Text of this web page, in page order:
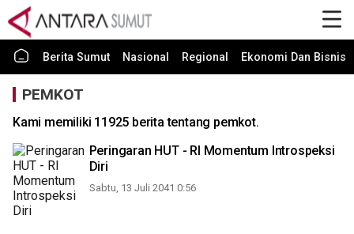
Berita Sumut Nasional Regional Ekonomi Dan Bisnis
PEMKOT
Kami memiliki 11925 berita tentang pemkot.
Peringaran HUT - RI Momentum Introspeksi
Diri
Sabtu, 13 Juli 2041 0:56